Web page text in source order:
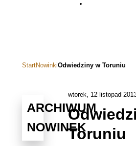
StartNowinkiOdwiedziny w Toruniu
wtorek, 12 listopad
Toruniu
ARCHIWUM
NOWINEK